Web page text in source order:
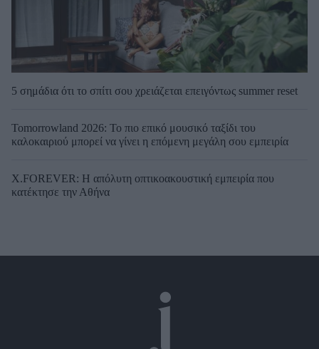
5 σημάδια ότι το σπίτι σου χρειάζεται επειγόντως summer reset
Tomorrowland 2026: Το πιο επικό μουσικό ταξίδι του
καλοκαιριού μπορεί να γίνει η επόμενη μεγάλη σου εμπειρία
X.FOREVER: Η απόλυτη οπτικοακουστική εμπειρία που
κατέκτησε την Αθήνα